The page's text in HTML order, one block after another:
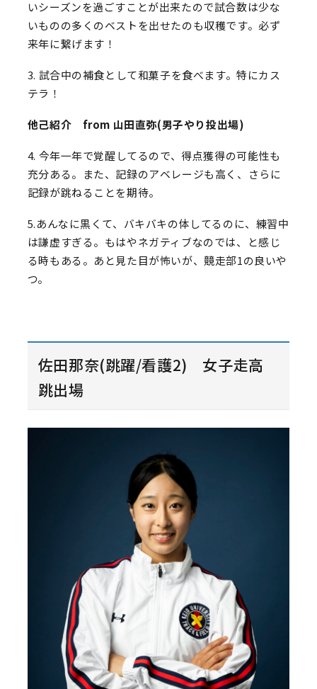
いシーズンを過ごすことが出来たので試合数は少な
いものの多くのベストを出せたのも収穫です。必ず
来年に繋げます！
3. 試合中の補食として和菓子を食べます。特にカス
テラ！
他己紹介 from 山田直弥(男子やり投出場)
4. 今年一年で覚醒してるので、得点獲得の可能性も
充分ある。また、記録のアベレージも高く、さらに
記録が跳ねることを期待。
5.あんなに黒くて、バキバキの体してるのに、練習中
は謙虚すぎる。もはやネガティブなのでは、と感じ
る時もある。あと見た目が怖いが、競走部1の良いや
つ。
佐田那奈(跳躍/看護2) 女子走高
跳出場